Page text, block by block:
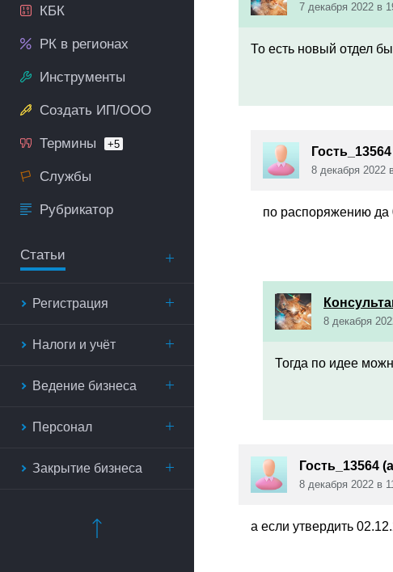
КБК
РК в регионах
Инструменты
Создать ИП/ООО
Термины +5
Службы
Рубрикатор
Статьи
Регистрация
Налоги и учёт
Ведение бизнеса
Персонал
Закрытие бизнеса
7 декабря 2022 в
То есть новый отдел
8 декабря 2022
по распоряжению да
8 декабря
Тогда по идее
Гость_13564
8 декабря 2022 в
а если утвердить